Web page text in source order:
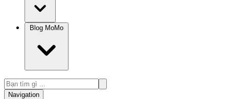
Blog MoMo
Navigation